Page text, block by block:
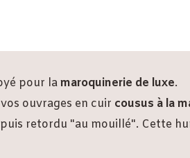
pour lamaroquinerie de luxe.
ouvrages en cuir cousus à la
retordu "au mouillé". Cette